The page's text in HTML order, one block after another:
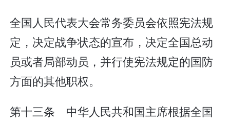
全国人民代表大会常务委员会依照宪法规
定，决定战争状态的宣布，决定全国总动
员或者局部动员，并行使宪法规定的国防
方面的其他职权。
第十三条 中华人民共和国主席根据全国